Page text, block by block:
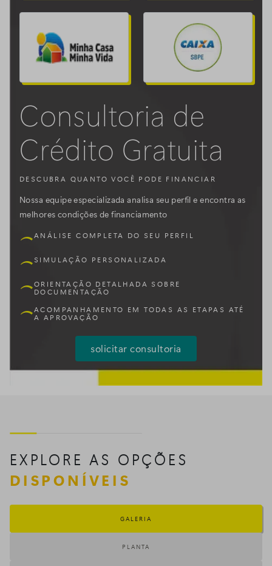
Consultoria de
Crédito Gratuita
DESCUBRA QUANTO VOCÊ PODE FINANCIAR
Nossa equipe especializada analisa seu perfil e encontra as
melhores condições de financiamento
ANÁLISE COMPLETA DO SEU PERFIL
SIMULAÇÃO PERSONALIZADA
ORIENTAÇÃO DETALHADA SOBRE
DOCUMENTAÇÃO
ACOMPANHAMENTO EM TODAS AS ETAPAS ATÉ
A APROVAÇÃO
solicitar consultoria
EXPLORE AS OPÇÕES
DISPONÍVEIS
GALERIA
PLANTA